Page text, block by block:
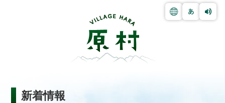
新着情報